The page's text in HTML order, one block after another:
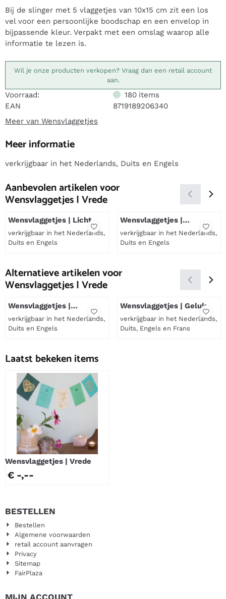
Bij de slinger met 5 vlaggetjes van 10x15 cm zit een los
vel voor een persoonlijke boodschap en een envelop in
bijpassende kleur. Verpakt met een omslag waarop alle
informatie te lezen is.
Wil je onze producten verkopen? Vraag dan een retail account
aan.
Voorraad: 180 items
EAN
8719189206340
Meer van Wensvlaggetjes
Meer informatie
verkrijgbaar in het Nederlands, Duits en Engels
Aanbevolen artikelen voor
Wensvlaggetjes | Vrede
Wensvlaggetjes | Licht
verkrijgbaar in het Nederlands,
Duits en Engels
Wensvlaggetjes |
Levensreis
verkrijgbaar in het Nederlands,
Duits en Engels
Alternatieve artikelen voor
Wensvlaggetjes | Vrede
Wensvlaggetjes |
Vriendschap
verkrijgbaar in het Nederlands,
Duits en Engels
Wensvlaggetjes | Geluk
verkrijgbaar in het Nederlands,
Duits, Engels en Frans
Laatst bekeken items
Wensvlaggetjes | Vrede
€ -,--
BESTELLEN
Bestellen
Algemene voorwaarden
retail account aanvragen
Privacy
Sitemap
FairPlaza
MIJN ACCOUNT